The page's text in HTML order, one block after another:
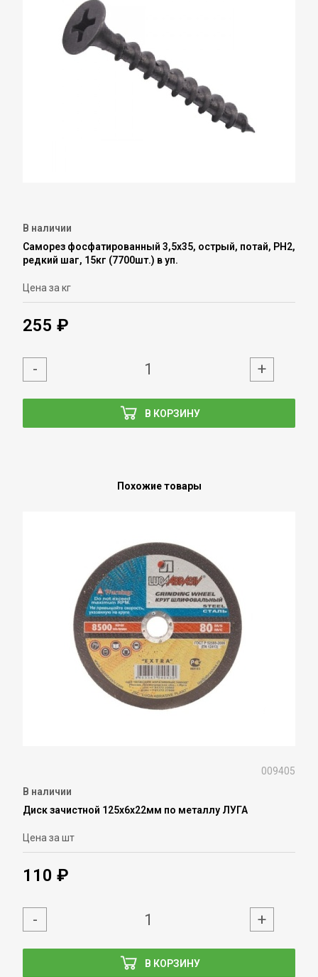
В наличии
Саморез фосфатированный 3,5х35, острый, потай, PH2,
редкий шаг, 15кг (7700шт.) в уп.
Цена за кг
255 ₽
В КОРЗИНУ
- +
Похожие товары
009405
В наличии
Диск зачистной 125х6х22мм по металлу ЛУГА
Цена за шт
110 ₽
В КОРЗИНУ
- +